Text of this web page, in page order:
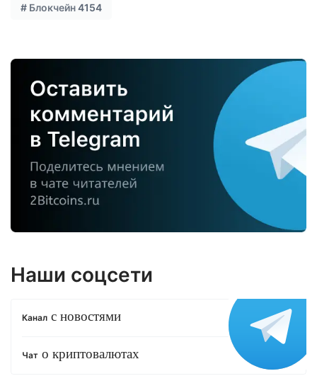
# Блокчейн4154
Наши соцсети
Канал с новостями
Чат о криптовалютах